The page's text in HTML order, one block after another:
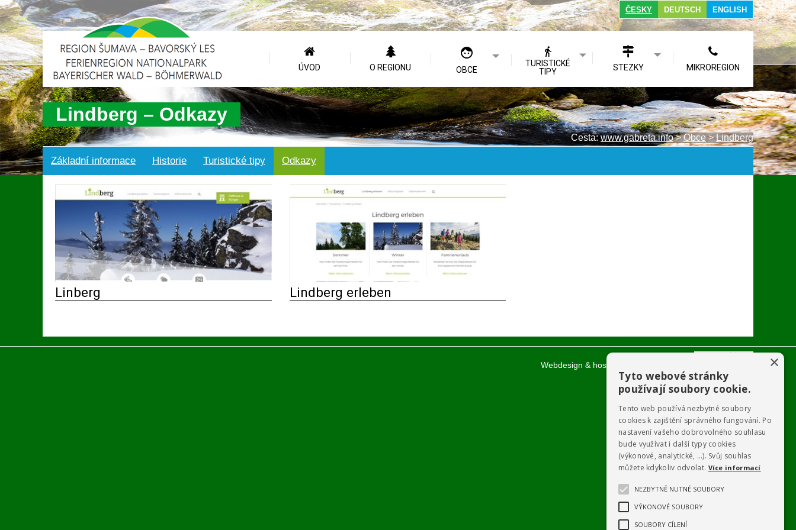
ÚVOD O REGIONU OBCE
TURISTICKÉ
TIPY
STEZKY MIKROREGION
ČESKY DEUTSCH ENGLISH
Lindberg – Odkazy
Cesta:www.gabreta.info>Obce>Lindberg
Základní informace Historie Turistické tipy Odkazy
Linberg Lindberg erleben
Webdesign & hosting: ×
Tyto webové stránky
používají soubory cookie.
Tento web používá nezbytné soubory
cookies k zajištění správného fungování. Po
nastavení vašeho dobrovolného souhlasu
bude využívat i další typy cookies
(výkonové, analytické, …). Svůj souhlas
můžete kdykoliv odvolat. Více informací
NEZBYTNĚ NUTNÉ SOUBORY
VÝKONOVÉ SOUBORY
SOUBORY CÍLENÍ